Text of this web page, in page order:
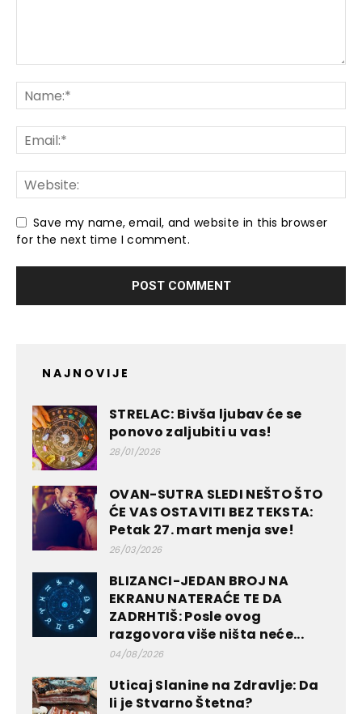
Save my name, email, and website in this browser
for the next time I comment.
NAJNOVIJE
STRELAC: Bivša ljubav će se
ponovo zaljubiti u vas!
28/01/2026
OVAN-SUTRA SLEDI NEŠTO ŠTO
ĆE VAS OSTAVITI BEZ TEKSTA:
Petak 27. mart menja sve!
26/03/2026
BLIZANCI-JEDAN BROJ NA
EKRANU NATERAĆE TE DA
ZADRHTIŠ: Posle ovog
razgovora više ništa neće...
04/08/2026
Uticaj Slanine na Zdravlje: Da
li je Stvarno Štetna?